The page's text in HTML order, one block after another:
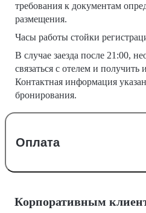
требования к документам
размещения.
Часы работы стойки
В случае заезда после 21:00,
связаться с отелем и
Контактная информация
бронирования.
Оплата
Корпоративным